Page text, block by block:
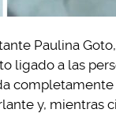
Paulina
ligado a las
y, mientras